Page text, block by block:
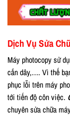
Dịch Vụ Sửa
Máy photocopy sử
cắn dây,…. Vì thế
phục lỗi trên máy
tới tiến độ côn việc.
chuyên sửa chữa